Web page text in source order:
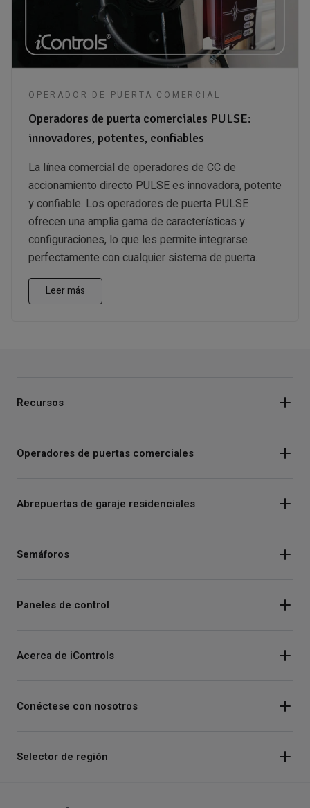
OPERADOR DE PUERTA COMERCIAL
Operadores de puerta comerciales PULSE:
innovadores, potentes, confiables
La línea comercial de operadores de CC de
accionamiento directo PULSE es innovadora, potente
y confiable. Los operadores de puerta PULSE
ofrecen una amplia gama de características y
configuraciones, lo que les permite integrarse
perfectamente con cualquier sistema de puerta.
Leer más
Recursos
Operadores de puertas comerciales
Abrepuertas de garaje residenciales
Semáforos
Paneles de control
Acerca de iControls
Conéctese con nosotros
Selector de región